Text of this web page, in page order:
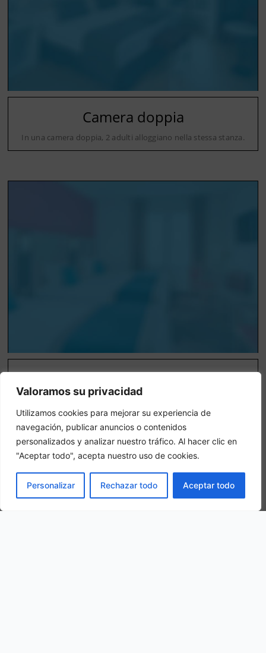
Valoramos su privacidad
Utilizamos cookies para mejorar su experiencia de
navegación, publicar anuncios o contenidos
personalizados y analizar nuestro tráfico. Al hacer clic en
"Aceptar todo", acepta nuestro uso de cookies.
Personalizar Rechazar todo Aceptar todo
Camera doppia
In una camera doppia, 2 adulti alloggiano nella stessa stanza.
In una camera tripla, 3 adulti alloggiano nella stessa stanza
La nostra ubicazione
PRENOTA